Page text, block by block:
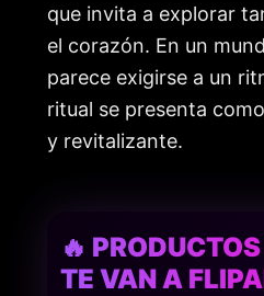
que invita a explorar
el corazón. En un
parece exigirse a un
ritual se presenta
y revitalizante.
🔥
TE VAN A